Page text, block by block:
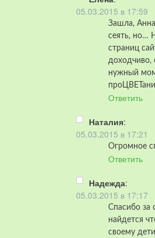
05.03.2015 в 17:59
Зашла,
сеять, но…
страниц
доходчиво,
нужный
Ответить
Наталия:
05.03.2015 в 17:21
Огромное
Ответить
Надежда:
05.03.2015 в 17:17
Спасибо за
найдется
своему